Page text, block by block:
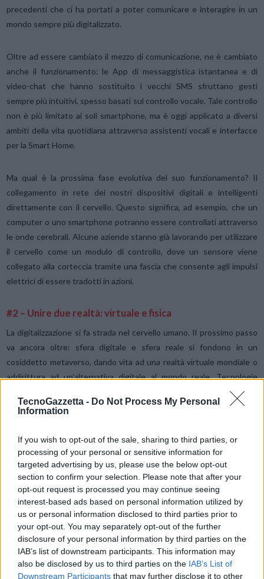
TecnoGazzetta - Do Not Process My Personal
Information
If you wish to opt-out of the sale, sharing to third parties, or
processing of your personal or sensitive information for
targeted advertising by us, please use the below opt-out
section to confirm your selection. Please note that after your
opt-out request is processed you may continue seeing
interest-based ads based on personal information utilized by
us or personal information disclosed to third parties prior to
your opt-out. You may separately opt-out of the further
disclosure of your personal information by third parties on the
IAB’s list of downstream participants. This information may
also be disclosed by us to third parties on the IAB’s List of
Downstream Participants that may further disclose it to other
precedenti che ci ha portati a poter comunicare e interagire in un
mondo sempre più digitalizzato.
Oltre ad essere cambiato il mezzo di comunicazione, ne è cambiato
anche il funzionamento: le App di messaggistica istantanea e di
video-chat che hanno sostituito i vecchi SMS sfruttano gesti
sempre più intuitivi, spesso basati sul controllo vocale. Tale controllo
non è più limitato ai soli smartphone, ma è oggi applicato a diversi
ambiti della vita quotidiana attraverso assistenti vocali e interfacce
per la Smart Home.
Ma qual è la prossima fase evolutiva del suo funzionamento? Il
collegamento in rete dei nostri dispositivi digitali e intelligenti
direttamente con il cervello. Questo significa, ad esempio, che un
computer o uno smartphone potranno essere controllati attraverso
le onde cerebrali. Alcune aziende stanno già lavorando per utilizzare
il cervello come un modulo di controllo, dove un sensore viene
collegato alla corteccia tramite una fascia che consente agli impulsi
elettrici di essere tradotti in azioni.
#2 – Unire due realtà: virtuale e fisica
La digitalizzazione si fa strada nel cervello umano. Il prossimo passo
va ancora oltre: sfera digitale e sfera reale si fondono in un
cosiddetto metaverso, dando vita ad una realtà virtuale mondiale o
addirittura ad un’alternativa digitale al mondo reale. Tecnologie
come la realtà virtuale o la realtà aumentata ci aprono possibilità
quasi illimitate: le riunioni di lavoro, ad esempio, possono oggi
dipendenti. Grazie alla moderna tecnologia di scansione, ognuno può
persino portare con sé la propria scrivania nella realtà virtuale.
Opportunità e lacune
La crescente immersione in un mondo digitale in rete offre infinite
opportunità e l’interfaccia cervello-computer rende i processi più
efficaci. I comandi operativi non necessitano di essere elaborati nel
cervello e trasmessi al centro di movimento di parola per
l’esecuzione prima di arrivare nel dispositivo.